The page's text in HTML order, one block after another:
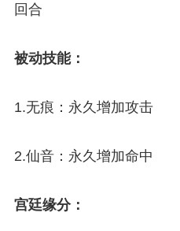
回合
被动技能：
1.无痕：永久增加攻击
2.仙音：永久增加命中
宫廷缘分：